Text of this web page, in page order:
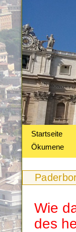
Startseite
Ökumene
Wie
des